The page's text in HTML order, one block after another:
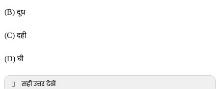
(B) दूध
(C) दही
(D) घी
सही उत्तर देखें